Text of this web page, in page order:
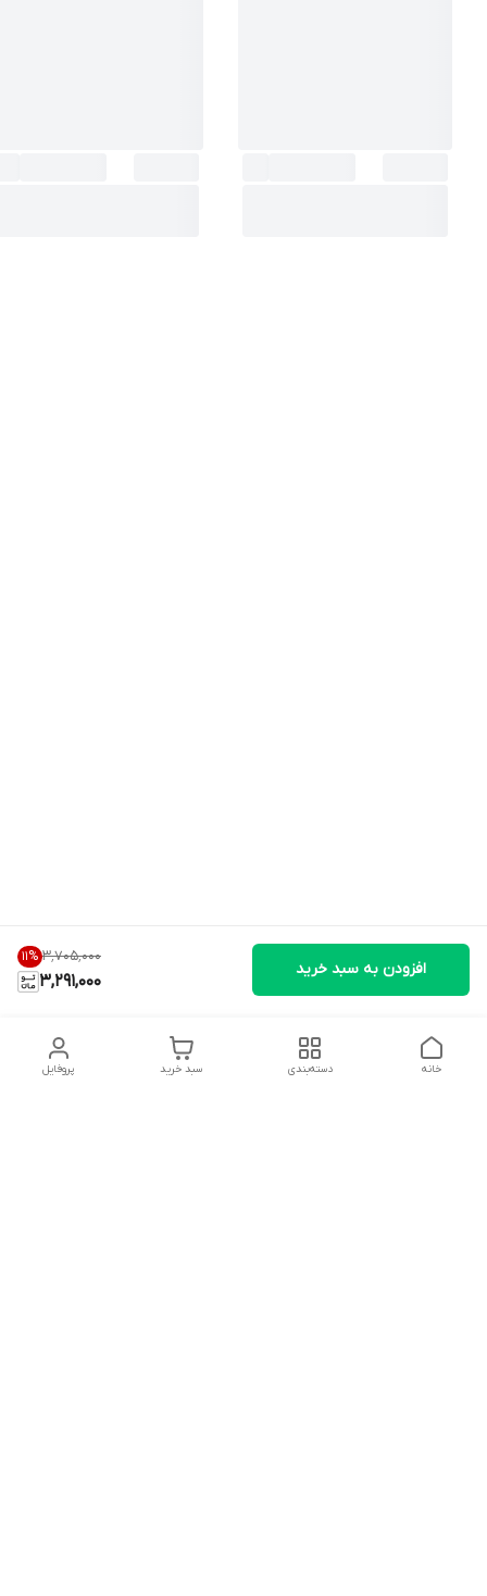
۳٬۷۰۵٬۰۰۰ 11%
3,291,000
افزودن به سبد خرید
پروفایل سبد خرید دسته‌بندی خانه